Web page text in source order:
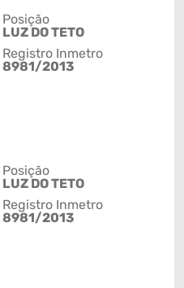
Posição
LUZ DO TETO
Registro Inmetro
8981/2013
Posição
LUZ DO TETO
Registro Inmetro
8981/2013